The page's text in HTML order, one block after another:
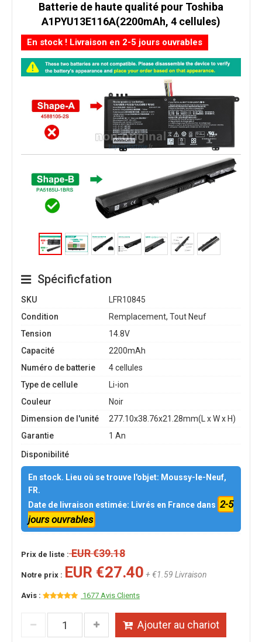
Batterie de haute qualité pour Toshiba
A1PYU13E116A(2200mAh, 4 cellules)
En stock ! Livraison en 2-5 jours ouvrables
Spécificfation
SKU
LFR10845
Condition
Remplacement, Tout Neuf
Tension
14.8V
Capacité
2200mAh
Numéro de batterie
4 cellules
Type de cellule
Li-ion
Couleur
Noir
Dimension de l'unité
277.10x38.76x21.28mm(L x W x H)
Garantie
1 An
Disponibilité
En stock. Lieu où se trouve l'objet: Moussy-le-Neuf,
FR.
Date de livraison estimée: Livrés en France dans 2-5
jours ouvrables
Prix de liste :EUR €39.18
Notre prix : EUR €27.40 + €1.59 Livraison
Avis : 1677 Avis Clients
Ajouter au chariot